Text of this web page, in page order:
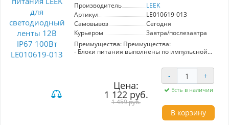
Производитель
LEEK
Артикул
LE010619-013
Самовывоз
Сегодня
Курьером
Завтра/послезавтра
Преимущества: Преимущества:
- Блоки питания выполнены по импульсной
компьютеров, имеют защиту от короткого
замыкания и перегрузки по току
- Прочный влагозащищенный корпус
защищает блок питания от негативных
воздействий окружающей среды
- Подходят для использования в помещениях с
- Встроенная защиты от скачков напряжения
Цена:
1 122 руб.
1 459 руб.
- +
Есть в наличии
В корзину